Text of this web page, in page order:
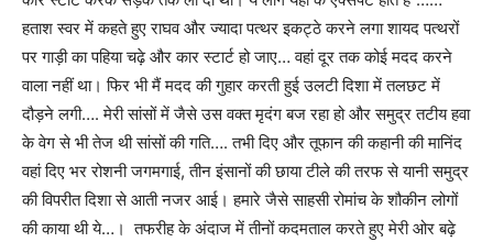
हताश स्वर में कहते हुए राघव और ज्यादा पत्थर इकट्ठे करने लगा शायद पत्थरों
पर गाड़ी का पहिया चढ़े और कार स्टार्ट हो जाए… वहां दूर तक कोई मदद करने
वाला नहीं था। फिर भी मैं मदद की गुहार करती हुई उलटी दिशा में तलछट में
दौड़ने लगी…. मेरी सांसों में जैसे उस वक्त मृदंग बज रहा हो और समुद्र तटीय हवा
के वेग से भी तेज थी सांसों की गति…. तभी दिए और तूफान की कहानी की मानिंद
वहां दिए भर रोशनी जगमगाई,तीन इंसानों की छाया टीले की तरफ से यानी समुद्र
की विपरीत दिशा से आती नजर आई। हमारे जैसे साहसी रोमांच के शौकीन लोगों
की काया थी ये…। तफरीह के अंदाज में तीनों कदमताल करते हुए मेरी ओर बढ़े